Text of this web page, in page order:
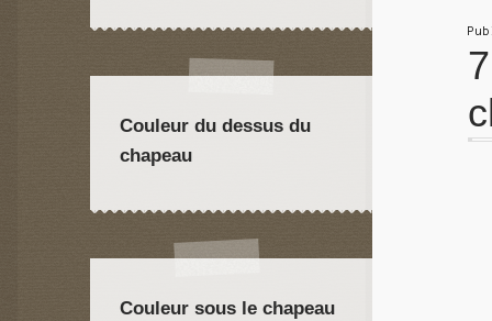
Couleur du dessus du
chapeau
Couleur sous le chapeau